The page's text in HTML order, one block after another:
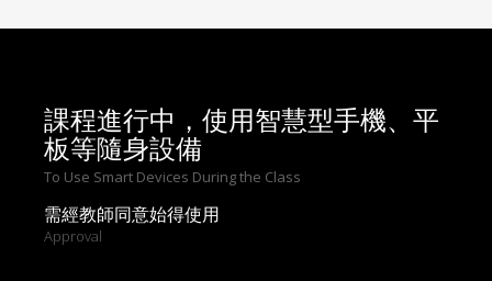
課程進行中，使用智慧型手機、平
板等隨身設備
To Use Smart Devices During the Class
需經教師同意始得使用
Approval